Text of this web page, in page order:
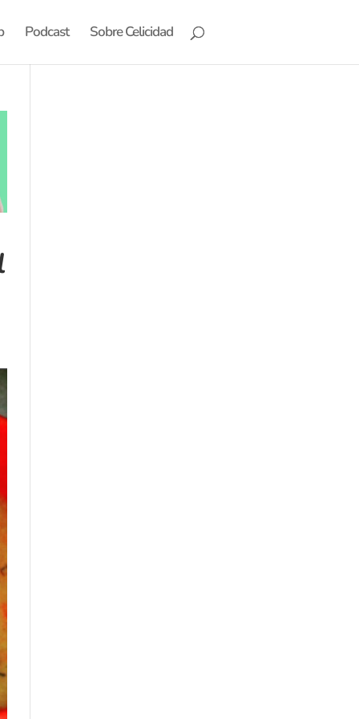
Podcast Sobre Celicidad